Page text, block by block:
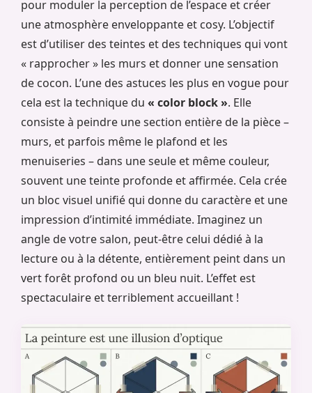
pour moduler la perception de l’espace et créer
une atmosphère enveloppante et cosy. L’objectif
est d’utiliser des teintes et des techniques qui vont
« rapprocher » les murs et donner une sensation
de cocon. L’une des astuces les plus en vogue pour
cela est la technique du « color block ». Elle
consiste à peindre une section entière de la pièce –
murs, et parfois même le plafond et les
menuiseries – dans une seule et même couleur,
souvent une teinte profonde et affirmée. Cela crée
un bloc visuel unifié qui donne du caractère et une
impression d’intimité immédiate. Imaginez un
angle de votre salon, peut-être celui dédié à la
lecture ou à la détente, entièrement peint dans un
vert forêt profond ou un bleu nuit. L’effet est
spectaculaire et terriblement accueillant !